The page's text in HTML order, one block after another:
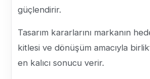
güçlendirir.
Tasarım kararlarını markanın
kitlesi ve dönüşüm amacıyla
en kalıcı sonucu verir.